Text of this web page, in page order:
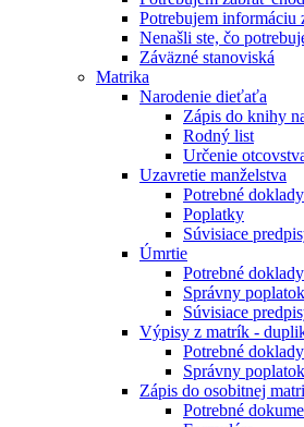
Potrebujem informáciu
Nenašli ste, čo
Záväzné stanoviská
Matrika
Narodenie dieťaťa
Zápis do knihy
Rodný list
Určenie
Uzavretie manželstva
Potrebné
Poplatky
Súvisiace
Úmrtie
Potrebné
Správny poplatok
Súvisiace
Výpisy z matrík -
Potrebné
Správny poplatok
Zápis do osobitnej
Potrebné